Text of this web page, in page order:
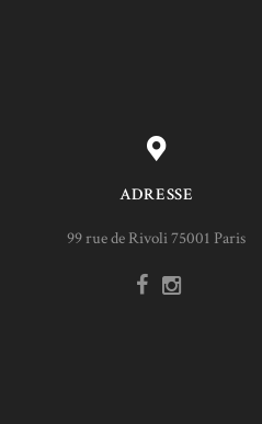
ADRESSE
99 rue de Rivoli 75001 Paris